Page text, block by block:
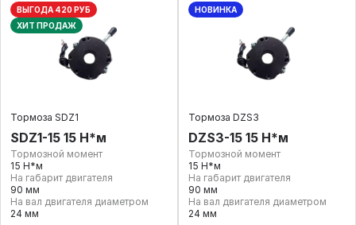
ВЫГОДА 420 РУБ
ХИТ ПРОДАЖ
Тормоза SDZ1
SDZ1-15 15 Н*м
Тормозной момент
15 Н*м
На габарит двигателя
90 мм
На вал двигателя диаметром
24 мм
НОВИНКА
Тормоза DZS3
DZS3-15 15 Н*м
Тормозной момент
15 Н*м
На габарит двигателя
90 мм
На вал двигателя диаметром
24 мм